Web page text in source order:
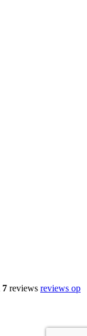
7 reviews reviews op